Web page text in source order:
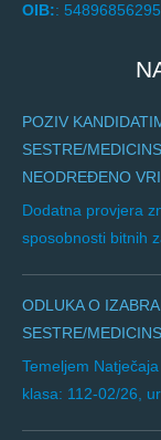
OIB:: 54896856295
POZIV
SESTRE/
NEODREĐENO
Dodatna provjera
sposobnosti bitnih
ODLUKA O
SESTRE/
Temeljem
klasa: 112-02/26,